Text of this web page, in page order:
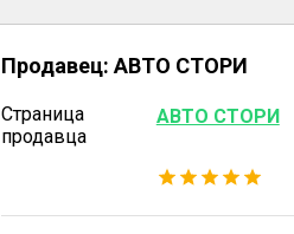
Продавец: АВТО СТОРИ
Страница
продавца
АВТО СТОРИ